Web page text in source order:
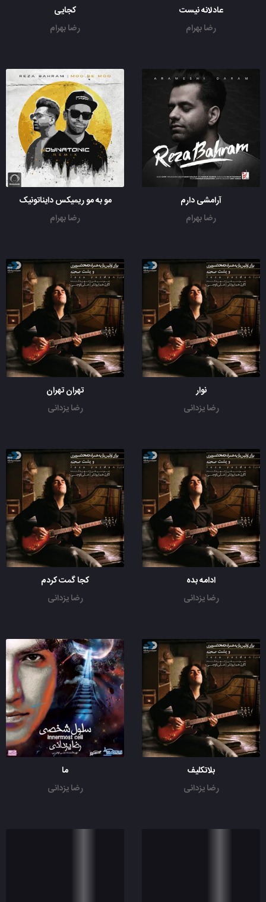
عادلانه نیست
رضا بهرام
کجایی
رضا بهرام
آرامشی دارم
رضا بهرام
مو به مو ریمیکس دایناتونیک
رضا بهرام
نوار
رضا یزدانی
تهران تهران
رضا یزدانی
ادامه بده
رضا یزدانی
کجا گمت کردم
رضا یزدانی
بلاتکلیف
رضا یزدانی
ما
رضا یزدانی